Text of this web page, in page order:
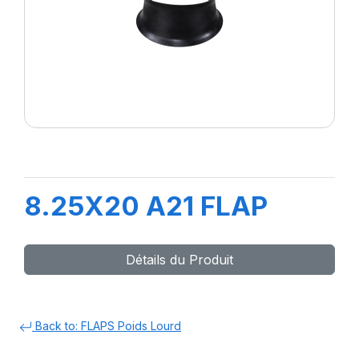
8.25X20 A21 FLAP
Détails du Produit
Back to: FLAPS Poids Lourd